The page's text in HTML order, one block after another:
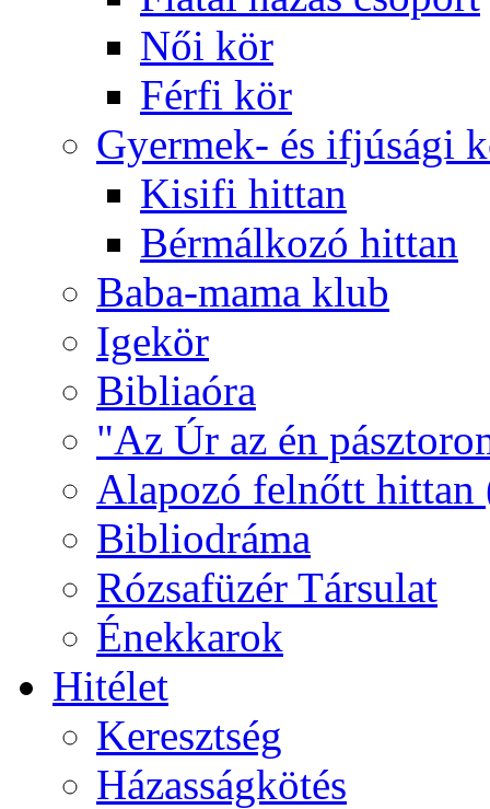
Női kör
Férfi kör
Gyermek- és ifjúsági
Kisifi hittan
Bérmálkozó hittan
Baba-mama klub
Igekör
Bibliaóra
"Az Úr az én
Alapozó felnőtt hittan
Bibliodráma
Rózsafüzér Társulat
Énekkarok
Hitélet
Keresztség
Házasságkötés